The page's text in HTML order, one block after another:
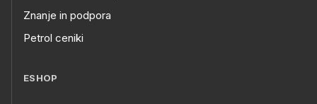
Znanje in podpora
Petrol ceniki
ESHOP